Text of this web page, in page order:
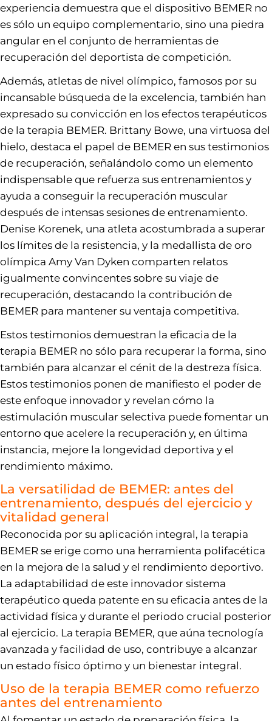
experiencia demuestra que el dispositivo BEMER no
es sólo un equipo complementario, sino una piedra
angular en el conjunto de herramientas de
recuperación del deportista de competición.
Además, atletas de nivel olímpico, famosos por su
incansable búsqueda de la excelencia, también han
expresado su convicción en los efectos terapéuticos
de la terapia BEMER. Brittany Bowe, una virtuosa del
hielo, destaca el papel de BEMER en sus testimonios
de recuperación, señalándolo como un elemento
indispensable que refuerza sus entrenamientos y
ayuda a conseguir la recuperación muscular
después de intensas sesiones de entrenamiento.
Denise Korenek, una atleta acostumbrada a superar
los límites de la resistencia, y la medallista de oro
olímpica Amy Van Dyken comparten relatos
igualmente convincentes sobre su viaje de
recuperación, destacando la contribución de
BEMER para mantener su ventaja competitiva.
Estos testimonios demuestran la eficacia de la
terapia BEMER no sólo para recuperar la forma, sino
también para alcanzar el cénit de la destreza física.
Estos testimonios ponen de manifiesto el poder de
este enfoque innovador y revelan cómo la
estimulación muscular selectiva puede fomentar un
entorno que acelere la recuperación y, en última
instancia, mejore la longevidad deportiva y el
rendimiento máximo.
La versatilidad de BEMER: antes del
entrenamiento, después del ejercicio y
vitalidad general
Reconocida por su aplicación integral, la terapia
BEMER se erige como una herramienta polifacética
en la mejora de la salud y el rendimiento deportivo.
La adaptabilidad de este innovador sistema
terapéutico queda patente en su eficacia antes de la
actividad física y durante el periodo crucial posterior
al ejercicio. La terapia BEMER, que aúna tecnología
avanzada y facilidad de uso, contribuye a alcanzar
un estado físico óptimo y un bienestar integral.
Uso de la terapia BEMER como refuerzo
antes del entrenamiento